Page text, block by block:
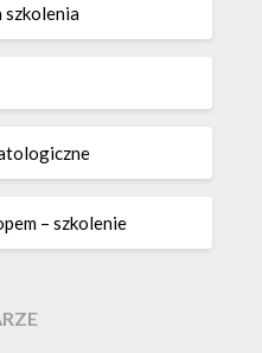
– szkolenie